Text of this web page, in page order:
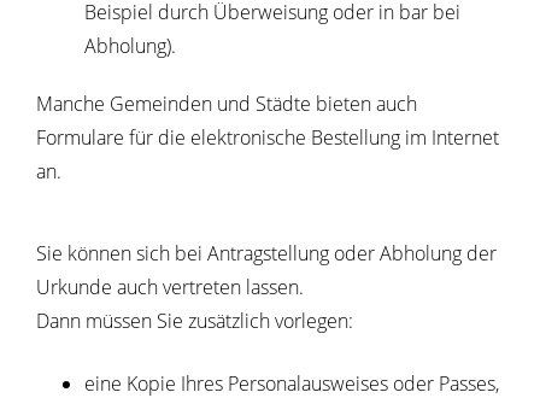
Beispiel durch Überweisung oder in bar bei
Abholung).
Manche Gemeinden und Städte bieten auch
Formulare für die elektronische Bestellung im Internet
an.
Sie können sich bei Antragstellung oder Abholung der
Urkunde auch vertreten lassen.
Dann müssen Sie zusätzlich vorlegen:
eine Kopie Ihres Personalausweises oder Passes,